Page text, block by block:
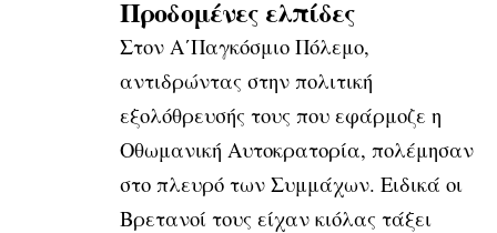
Προδομένες ελπίδες
Στον Α΄Παγκόσμιο Πόλεμο,
αντιδρώντας στην πολιτική
εξολόθρευσής τους που εφάρμοζε η
Οθωμανική Αυτοκρατορία, πολέμησαν
στο πλευρό των Συμμάχων. Ειδικά οι
Βρετανοί τους είχαν κιόλας τάξει